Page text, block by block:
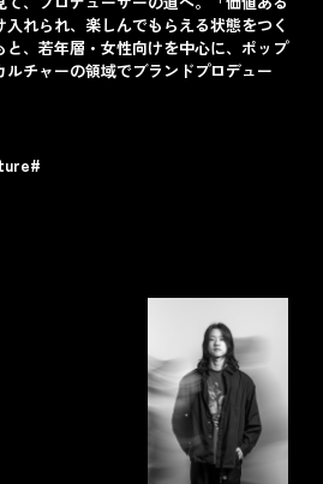
れられ、楽しんでもらえる状態をつく
と、若年層・女性向けを中心に、ポップ
チャーの領域でブランドプロデュー
#